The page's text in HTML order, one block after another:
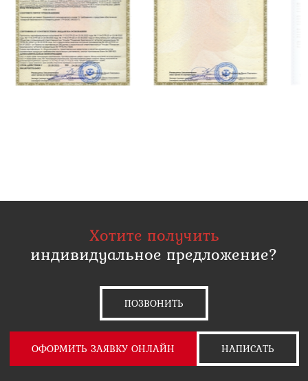
Хотите получить
индивидуальное предложение?
ПОЗВОНИТЬ
ОФОРМИТЬ ЗАЯВКУ ОНЛАЙН НАПИСАТЬ